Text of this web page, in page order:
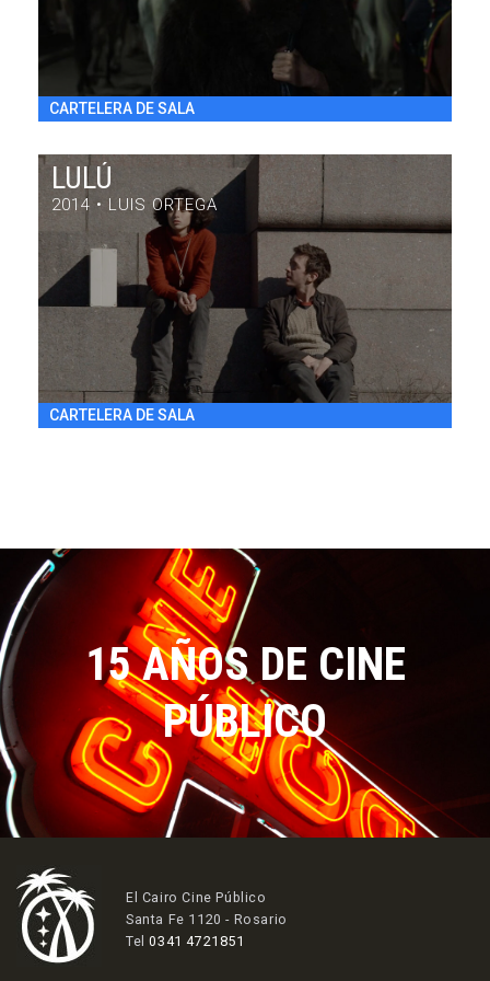
CARTELERA DE SALA
LULÚ
2014 • LUIS ORTEGA
CARTELERA DE SALA
LULÚ
DRAMA / 84' / ARGENTINA / 2014
VIE 31/7 20:30h
15 AÑOS DE CINE
PÚBLICO
El Cairo Cine Público
Santa Fe 1120 - Rosario
Tel0341 4721851